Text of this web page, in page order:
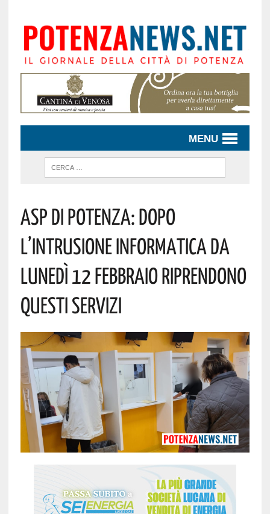
MENU
Asp Di Potenza: Dopo
L’intrusione Informatica Da
Lunedì 12 Febbraio Riprendono
Questi Servizi